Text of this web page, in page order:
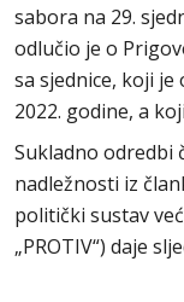
sabora na 29.
odlučio je o
sa sjednice, koji je
2022. godine, a
Sukladno odredbi
nadležnosti iz
politički sustav
„PROTIV“) daje